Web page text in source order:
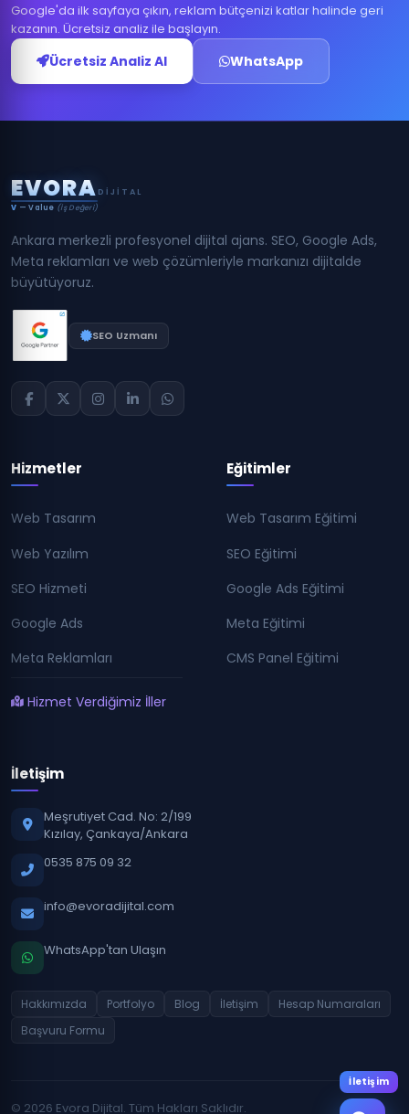
Google'da ilk sayfaya çıkın, reklam bütçenizi katlar halinde geri
kazanın. Ücretsiz analiz ile başlayın.
Ücretsiz Analiz Al WhatsApp
EVORA DIJITAL
V — Value (İş Değeri)
Ankara merkezli profesyonel dijital ajans. SEO, Google Ads,
Meta reklamları ve web çözümleriyle markanızı dijitalde
büyütüyoruz.
SEO Uzmanı
Hizmetler
Web Tasarım
Web Yazılım
SEO Hizmeti
Google Ads
Meta Reklamları
Hizmet Verdiğimiz İller
Eğitimler
Web Tasarım Eğitimi
SEO Eğitimi
Google Ads Eğitimi
Meta Eğitimi
CMS Panel Eğitimi
İletişim
Meşrutiyet Cad. No: 2/199
Kızılay, Çankaya/Ankara
0535 875 09 32
info@evoradijital.com
WhatsApp'tan Ulaşın
Hakkımızda Portfolyo Blog İletişim
Hesap Numaraları
Başvuru Formu
© 2026 Evora Dijital. Tüm Hakları Saklıdır.
İletişim